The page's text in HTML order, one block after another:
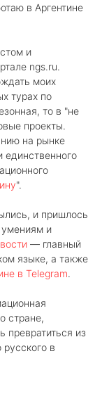
в Аргентине
и
ngs.ru.
моих
турах по
то в "не
проекты.
на рынке
единственного
".
и пришлось
умениям и
— главный
языке, а также
в Telegram.
стране,
превратиться из
в